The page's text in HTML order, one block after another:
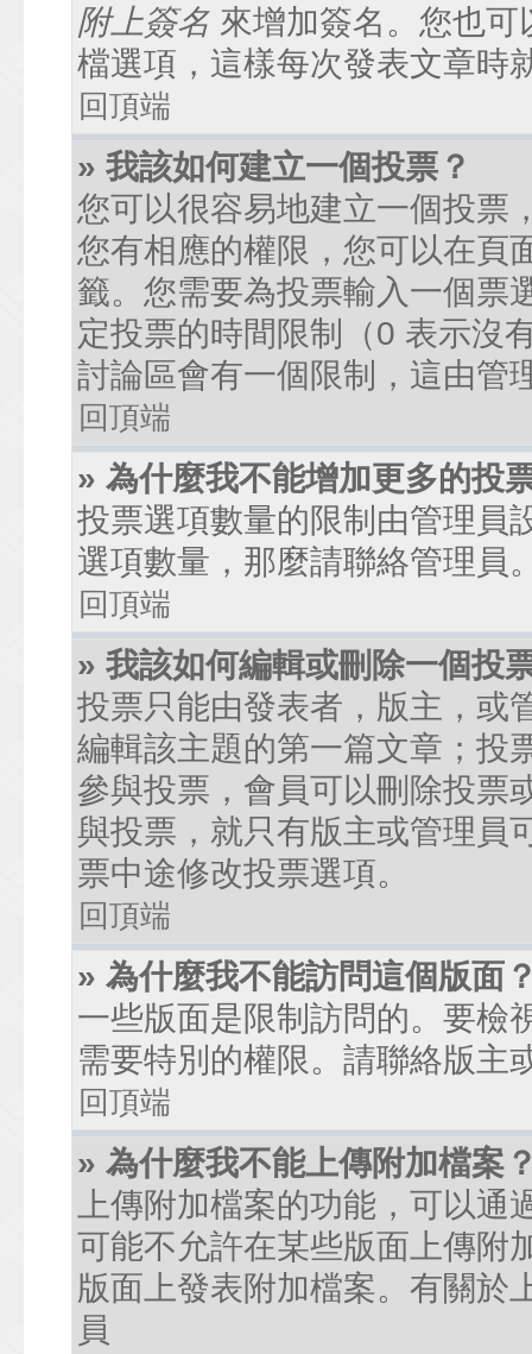
附上簽名 來增加簽名。您也
檔選項，這樣每次發表文章時
回頂端
» 我該如何建立一個投票？
您可以很容易地建立一個投票
您有相應的權限，您可以在頁
籤。您需要為投票輸入一個票
定投票的時間限制（0 表示沒
討論區會有一個限制，這由管
回頂端
» 為什麼我不能增加更多的投
投票選項數量的限制由管理員
選項數量，那麼請聯絡管理員
回頂端
» 我該如何編輯或刪除一個投
投票只能由發表者，版主，或
編輯該主題的第一篇文章；投
參與投票，會員可以刪除投票
與投票，就只有版主或管理員
票中途修改投票選項。
回頂端
» 為什麼我不能訪問這個版面
一些版面是限制訪問的。要檢
需要特別的權限。請聯絡版主
回頂端
» 為什麼我不能上傳附加檔案
上傳附加檔案的功能，可以
可能不允許在某些版面上傳附
版面上發表附加檔案。有關於
員